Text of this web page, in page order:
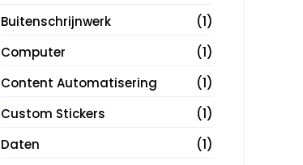
Buitenschrijnwerk
(1)
Computer
(1)
Content Automatisering
(1)
Custom Stickers
(1)
Daten
(1)